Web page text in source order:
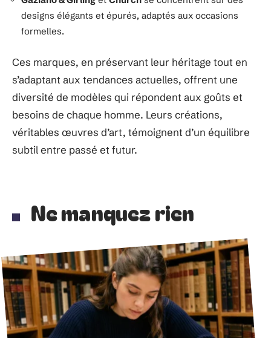
designs élégants et épurés, adaptés aux occasions
formelles.
Ces marques, en préservant leur héritage tout en
s’adaptant aux tendances actuelles, offrent une
diversité de modèles qui répondent aux goûts et
besoins de chaque homme. Leurs créations,
véritables œuvres d’art, témoignent d’un équilibre
subtil entre passé et futur.
Ne manquez rien